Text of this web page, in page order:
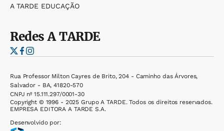
A TARDE EDUCAÇÃO
RedesA TARDE
Rua Professor Milton Cayres de Brito, 204 - Caminho das Árvores,
Salvador - BA, 41820-570
CNPJ nº 15.111.297/0001-30
Copyright © 1996 - 2025 Grupo A TARDE. Todos os direitos reservados.
EMPRESA EDITORA A TARDE S.A.
Desenvolvido por: